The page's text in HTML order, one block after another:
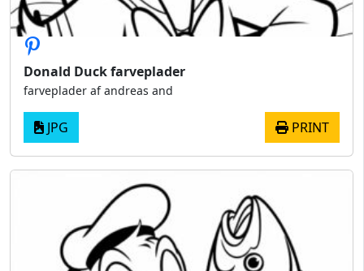
Donald Duck farveplader
farveplader af andreas and
JPG PRINT